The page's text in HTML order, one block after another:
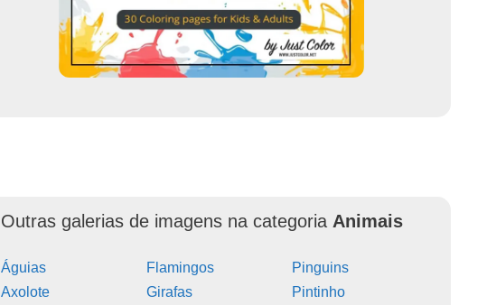
Outras galerias de imagens na categoria Animais
Águias
Axolote
Flamingos
Girafas
Pinguins
Pintinho